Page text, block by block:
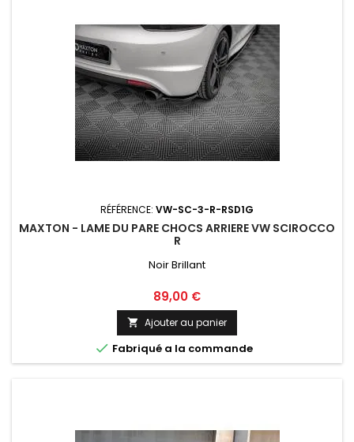
RÉFÉRENCE: VW-SC-3-R-RSD1G
MAXTON - LAME DU PARE CHOCS ARRIERE VW SCIROCCO
R
Noir Brillant
Prix
89,00 €
 Ajouter au panier
 Fabriqué a la commande